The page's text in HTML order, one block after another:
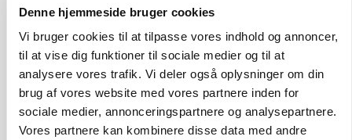
Denne hjemmeside bruger cookies
Vi bruger cookies til at tilpasse vores indhold og annoncer,
til at vise dig funktioner til sociale medier og til at
analysere vores trafik. Vi deler også oplysninger om din
brug af vores website med vores partnere inden for
sociale medier, annonceringspartnere og analysepartnere.
Vores partnere kan kombinere disse data med andre